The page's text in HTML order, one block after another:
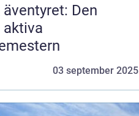
Den
aktiva
03 september 2025